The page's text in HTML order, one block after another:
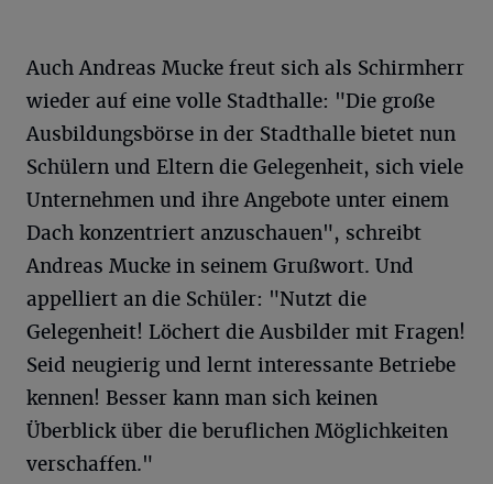
Auch Andreas Mucke freut sich als Schirmherr
wieder auf eine volle Stadthalle: "Die große
Ausbildungsbörse in der Stadthalle bietet nun
Schülern und Eltern die Gelegenheit, sich viele
Unternehmen und ihre Angebote unter einem
Dach konzentriert anzuschauen", schreibt
Andreas Mucke in seinem Grußwort. Und
appelliert an die Schüler: "Nutzt die
Gelegenheit! Löchert die Ausbilder mit Fragen!
Seid neugierig und lernt interessante Betriebe
kennen! Besser kann man sich keinen
Überblick über die beruflichen Möglichkeiten
verschaffen."